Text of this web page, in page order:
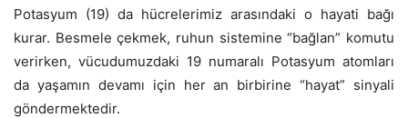
Potasyum (19) da hücrelerimiz arasındaki o hayati bağı
kurar. Besmele çekmek, ruhun sistemine “bağlan” komutu
verirken, vücudumuzdaki 19 numaralı Potasyum atomları
da yaşamın devamı için her an birbirine “hayat” sinyali
göndermektedir.